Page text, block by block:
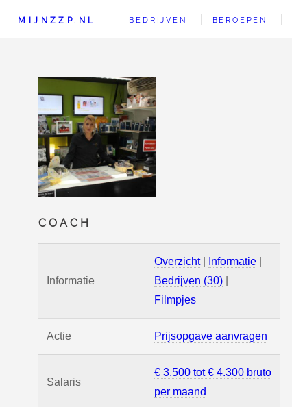
COACH
Informatie
Overzicht| Informatie
Bedrijven (30)
Filmpjes
Actie Prijsopgave aanvragen
Salaris
€ 3.500 tot € 4.300 bruto
per maand
MIJNZZP.NL BEDRIJVEN BEROEPEN